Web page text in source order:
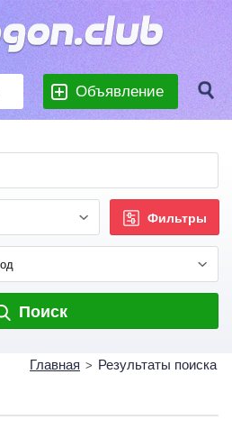
Объявление
Главная > Результаты поиска
Фильтры
Поиск